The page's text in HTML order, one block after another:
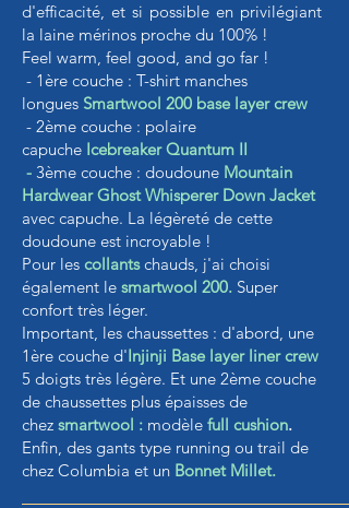
d'efficacité, et si possible en privilégiant
la laine mérinos proche du 100% !
Feel warm, feel good, and go far !
- 1ère couche : T-shirt manches
longues Smartwool 200 base layer crew
- 2ème couche : polaire
capuche Icebreaker Quantum II
- 3ème couche : doudoune Mountain
Hardwear Ghost Whisperer Down Jacket
avec capuche. La légèreté de cette
doudoune est incroyable !
Pour les collantschauds, j'ai choisi
également le smartwool 200. Super
confort très léger.
Important, les chaussettes : d'abord, une
1ère couche d'Injinji Base layer liner crew
5 doigts très légère. Et une 2ème couche
de chaussettes plus épaisses de
chez smartwool : modèle full cushion.
Enfin, des gants type running ou trail de
chez Columbia et un Bonnet Millet.